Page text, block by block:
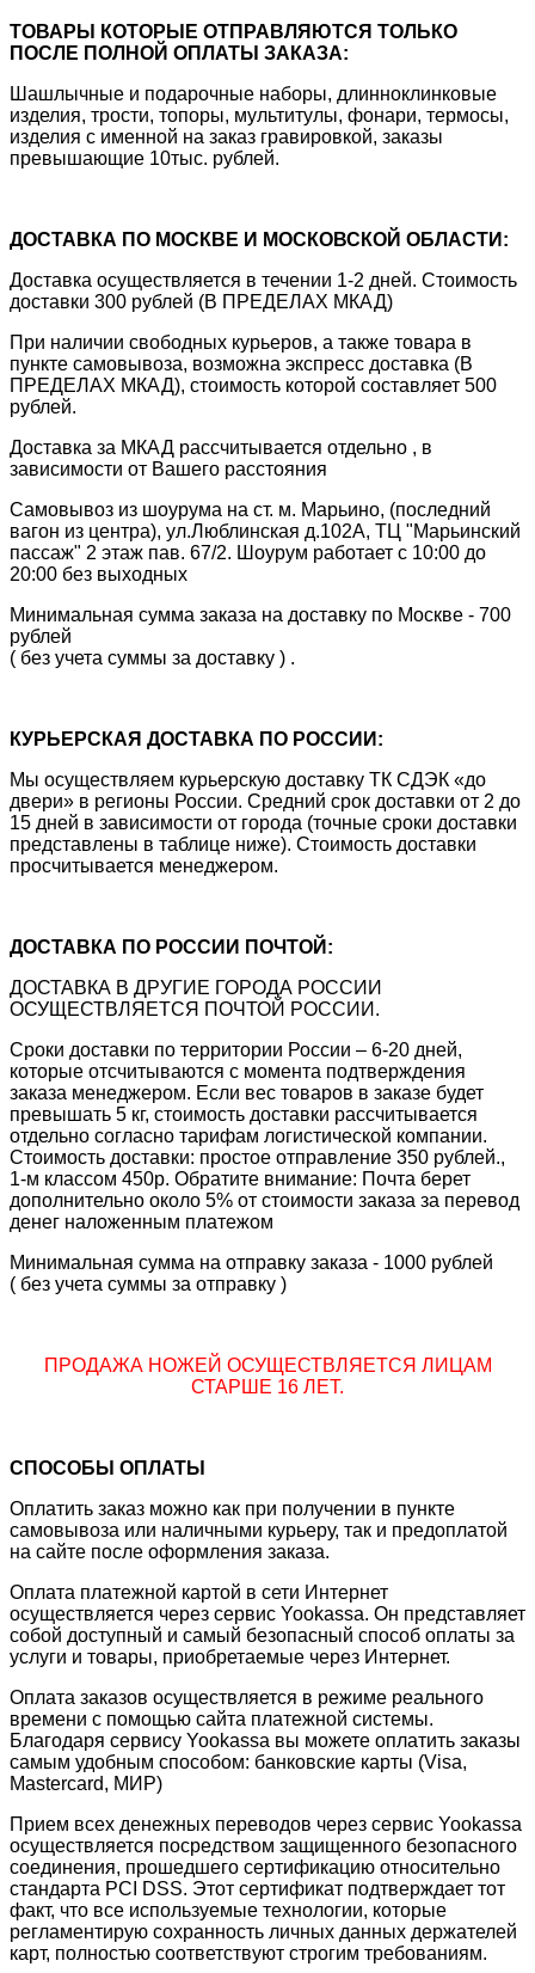
ТОВАРЫ КОТОРЫЕ ОТПРАВЛЯЮТСЯ ТОЛЬКО
ПОСЛЕ ПОЛНОЙ ОПЛАТЫ ЗАКАЗА:
Шашлычные и подарочные наборы, длинноклинковые
изделия, трости, топоры, мультитулы, фонари, термосы,
изделия с именной на заказ гравировкой, заказы
превышающие 10тыс. рублей.
ДОСТАВКА ПО МОСКВЕ И МОСКОВСКОЙ ОБЛАСТИ:
Доставка осуществляется в течении 1-2 дней. Стоимость
доставки 300 рублей (В ПРЕДЕЛАХ МКАД)
При наличии свободных курьеров, а также товара в
пункте самовывоза, возможна экспресс доставка (В
ПРЕДЕЛАХ МКАД), стоимость которой составляет 500
рублей.
Доставка за МКАД рассчитывается отдельно , в
зависимости от Вашего расстояния
Самовывоз из шоурума на ст. м. Марьино, (последний
вагон из центра), ул.Люблинская д.102А, ТЦ "Марьинский
пассаж" 2 этаж пав. 67/2. Шоурум работает с 10:00 до
20:00 без выходных
Минимальная сумма заказа на доставку по Москве - 700
рублей
( без учета суммы за доставку ) .
КУРЬЕРСКАЯ ДОСТАВКА ПО РОССИИ:
Мы осуществляем курьерскую доставку ТК СДЭК «до
двери» в регионы России. Средний срок доставки от 2 до
15 дней в зависимости от города (точные сроки доставки
представлены в таблице ниже). Стоимость доставки
просчитывается менеджером.
ДОСТАВКА ПО РОССИИ ПОЧТОЙ:
ДОСТАВКА В ДРУГИЕ ГОРОДА РОССИИ
ОСУЩЕСТВЛЯЕТСЯ ПОЧТОЙ РОССИИ.
Сроки доставки по территории России – 6-20 дней,
которые отсчитываются с момента подтверждения
заказа менеджером. Если вес товаров в заказе будет
превышать 5 кг, стоимость доставки рассчитывается
отдельно согласно тарифам логистической компании.
Стоимость доставки: простое отправление 350 рублей.,
1-м классом 450р. Обратите внимание: Почта берет
дополнительно около 5% от стоимости заказа за перевод
денег наложенным платежом
Минимальная сумма на отправку заказа - 1000 рублей
( без учета суммы за отправку )
ПРОДАЖА НОЖЕЙ ОСУЩЕСТВЛЯЕТСЯ ЛИЦАМ
СТАРШЕ 16 ЛЕТ.
СПОСОБЫ ОПЛАТЫ
Оплатить заказ можно как при получении в пункте
самовывоза или наличными курьеру, так и предоплатой
на сайте после оформления заказа.
Оплата платежной картой в сети Интернет
осуществляется через сервис Yookassa. Он представляет
собой доступный и самый безопасный способ оплаты за
услуги и товары, приобретаемые через Интернет.
Оплата заказов осуществляется в режиме реального
времени с помощью сайта платежной системы.
Благодаря сервису Yookassa вы можете оплатить заказы
самым удобным способом: банковские карты (Visa,
Mastercard, МИР)
Прием всех денежных переводов через сервис Yookassa
осуществляется посредством защищенного безопасного
соединения, прошедшего сертификацию относительно
стандарта PCI DSS. Этот сертификат подтверждает тот
факт, что все используемые технологии, которые
регламентирую сохранность личных данных держателей
карт, полностью соответствуют строгим требованиям.